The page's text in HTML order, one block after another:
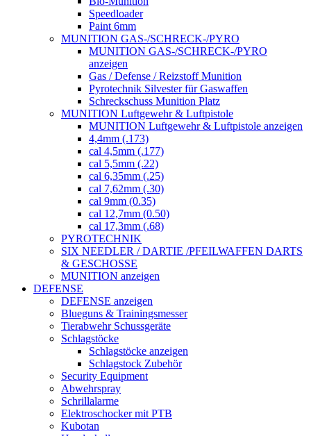
Speedloader
Paint 6mm
MUNITION GAS-/SCHRECK-/PYRO
MUNITION GAS-/SCHRECK-/PYRO
anzeigen
Gas / Defense / Reizstoff Munition
Pyrotechnik Silvester für Gaswaffen
Schreckschuss Munition Platz
MUNITION Luftgewehr & Luftpistole
MUNITION Luftgewehr & Luftpistole anzeigen
4,4mm (.173)
cal 4,5mm (.177)
cal 5,5mm (.22)
cal 6,35mm (.25)
cal 7,62mm (.30)
cal 9mm (0.35)
cal 12,7mm (0.50)
cal 17,3mm (.68)
PYROTECHNIK
SIX NEEDLER / DARTIE /PFEILWAFFEN DARTS
& GESCHOSSE
MUNITION anzeigen
DEFENSE
DEFENSE anzeigen
Blueguns & Trainingsmesser
Tierabwehr Schussgeräte
Schlagstöcke
Schlagstöcke anzeigen
Schlagstock Zubehör
Security Equipment
Abwehrspray
Schrillalarme
Elektroschocker mit PTB
Kubotan